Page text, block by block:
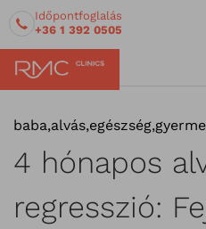
Időpontfoglalás
+36 1 392 0505
baba,alvás,egészség,
4 hónapos
regresszió: